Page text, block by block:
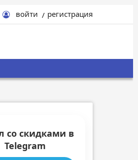
войти регистрация
со скидками в
Telegram